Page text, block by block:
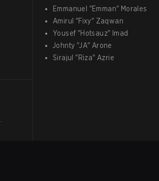
Emmanuel
"Emman" Morales
Amirul "Fixy" Zaqwan
Yousef "Hotsauz" Imad
Johnty "JA" Arone
Sirajul "Riza" Azrie